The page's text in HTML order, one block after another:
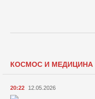
КОСМОС И МЕДИЦИНА
20:22 12.05.2026